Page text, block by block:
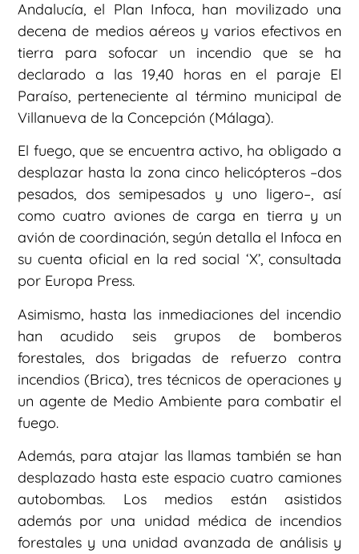
Andalucía, el Plan Infoca, han movilizado una
decena de medios aéreos y varios efectivos en
tierra para sofocar un incendio que se ha
declarado a las 19,40 horas en el paraje El
Paraíso, perteneciente al término municipal de
Villanueva de la Concepción (Málaga).
El fuego, que se encuentra activo, ha obligado a
desplazar hasta la zona cinco helicópteros –dos
pesados, dos semipesados y uno ligero–, así
como cuatro aviones de carga en tierra y un
avión de coordinación, según detalla el Infoca en
su cuenta oficial en la red social ‘X’, consultada
por Europa Press.
Asimismo, hasta las inmediaciones del incendio
han acudido seis grupos de bomberos
forestales, dos brigadas de refuerzo contra
incendios (Brica), tres técnicos de operaciones y
un agente de Medio Ambiente para combatir el
fuego.
Además, para atajar las llamas también se han
desplazado hasta este espacio cuatro camiones
autobombas. Los medios están asistidos
además por una unidad médica de incendios
forestales y una unidad avanzada de análisis y